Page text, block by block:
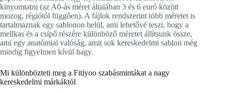
kinyomtatni (az A0-ás méret általában 3 és 6 euró között
mozog, régiótól függően). A fájlok rendszerint több méretet is
tartalmaznak egy sablonon belül, ami lehetővé teszi, hogy a
mellkas és a csípő részére különböző méretet állítsunk össze,
ami egy anatómiai valóság, amit sok kereskedelmi sablon még
mindig figyelmen kívül hagy.
Mi különbözteti meg a Fitiyoo szabásmintákat a nagy
kereskedelmi márkáktól